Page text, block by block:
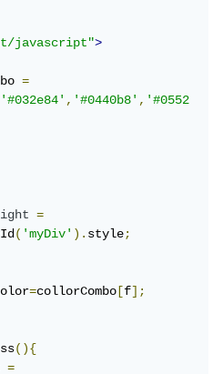
javascript">
=
'#032e84','#0440b8','#0552
=
('myDiv').style;
=collorCombo [f];
(){
=